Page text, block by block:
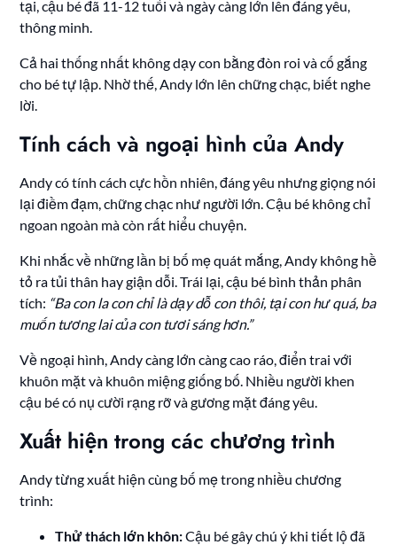
tại, cậu bé đã 11-12 tuổi và ngày càng lớn lên đáng yêu,
thông minh.
Cả hai thống nhất không dạy con bằng đòn roi và cố gắng
cho bé tự lập. Nhờ thế, Andy lớn lên chững chạc, biết nghe
lời.
Tính cách và ngoại hình của Andy
Andy có tính cách cực hồn nhiên, đáng yêu nhưng giọng nói
lại điềm đạm, chững chạc như người lớn. Cậu bé không chỉ
ngoan ngoàn mà còn rất hiểu chuyện.
Khi nhắc về những lần bị bố mẹ quát mắng, Andy không hề
tỏ ra tủi thân hay giận dỗi. Trái lại, cậu bé bình thản phân
tích: “Ba con la con chỉ là dạy dỗ con thôi, tại con hư quá, ba
muốn tương lai của con tươi sáng hơn.”
Về ngoại hình, Andy càng lớn càng cao ráo, điển trai với
khuôn mặt và khuôn miệng giống bố. Nhiều người khen
cậu bé có nụ cười rạng rỡ và gương mặt đáng yêu.
Xuất hiện trong các chương trình
Andy từng xuất hiện cùng bố mẹ trong nhiều chương
trình:
Thử thách lớn khôn:Cậu bé gây chú ý khi tiết lộ đã